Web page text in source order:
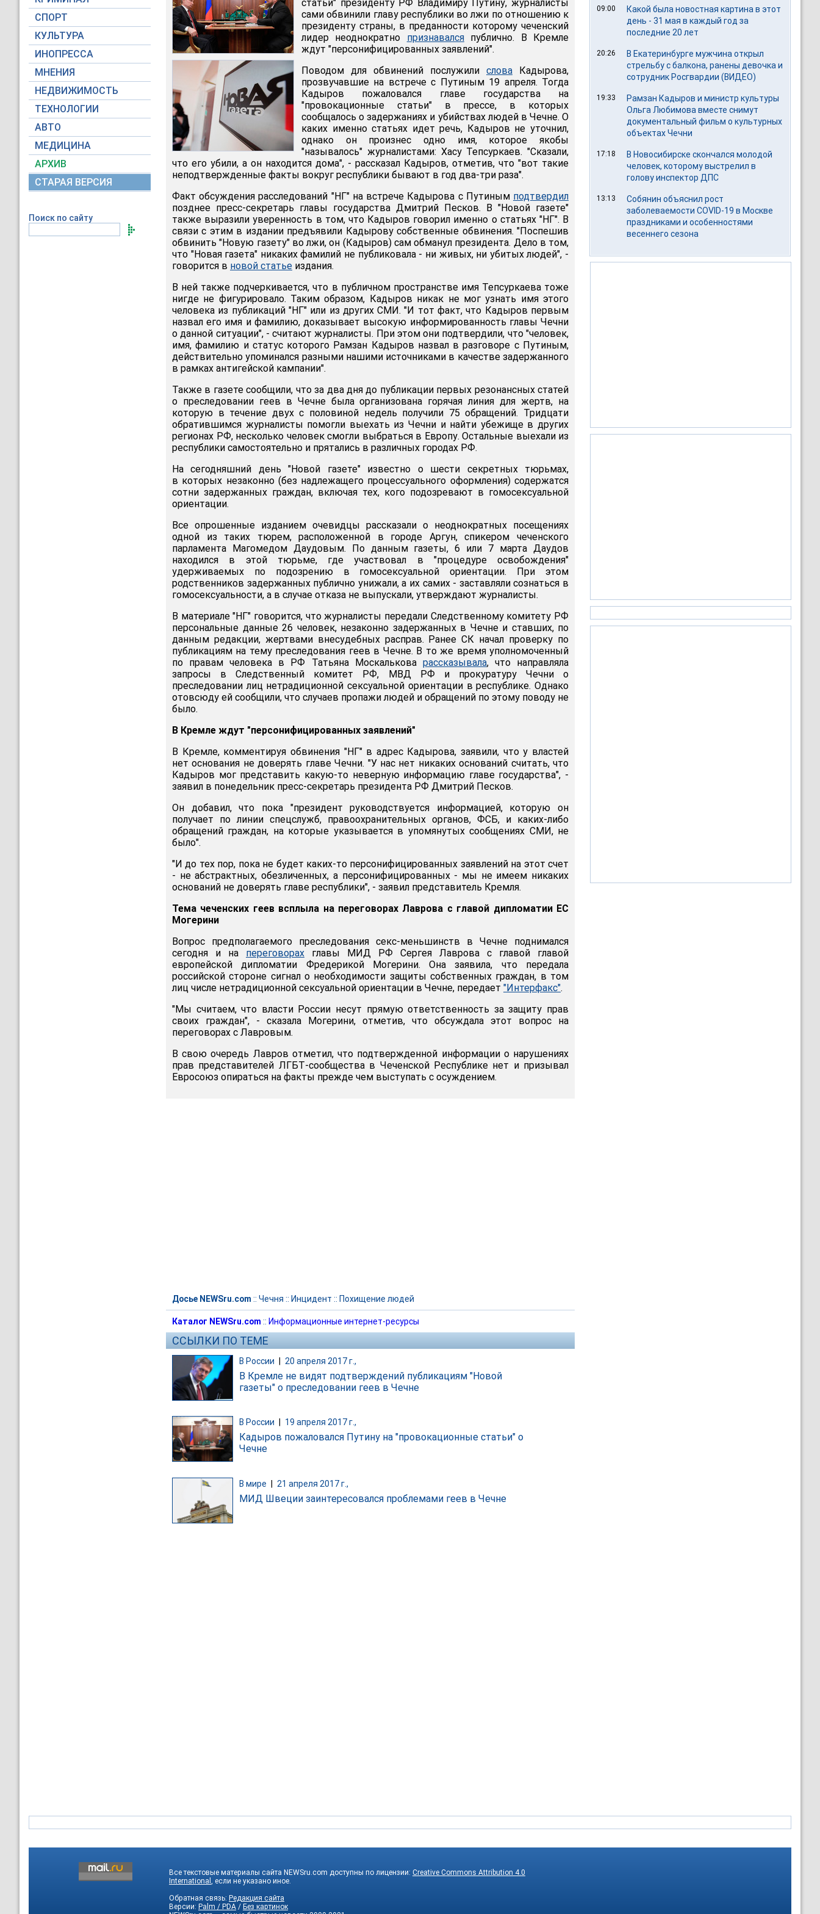
СПОРТ
КУЛЬТУРА
ИНОПРЕССА
МНЕНИЯ
НЕДВИЖИМОСТЬ
ТЕХНОЛОГИИ
АВТО
МЕДИЦИНА
АРХИВ
СТАРАЯ ВЕРСИЯ
Поиск по сайту
статьи" президенту РФ Владимиру Путину, журналисты
сами обвинили главу республики во лжи по отношению к
президенту страны, в преданности которому чеченский
лидер неоднократно признавалсяпублично. В Кремле
ждут "персонифицированных заявлений".
Поводом для обвинений послужили слова Кадырова,
прозвучавшие на встрече с Путиным 19 апреля. Тогда
Кадыров пожаловался главе государства на
"провокационные статьи" в прессе, в которых
сообщалось о задержаниях и убийствах людей в Чечне. О
каких именно статьях идет речь, Кадыров не уточнил,
однако он произнес одно имя, которое якобы
"называлось" журналистами: Хасу Тепсуркаев. "Сказали,
что его убили, а он находится дома", - рассказал Кадыров, отметив, что "вот такие
неподтвержденные факты вокруг республики бывают в год два-три раза".
Факт обсуждения расследований "НГ" на встрече Кадырова с Путиным подтвердил
позднее пресс-секретарь главы государства Дмитрий Песков. В "Новой газете"
также выразили уверенность в том, что Кадыров говорил именно о статьях "НГ". В
связи с этим в издании предъявили Кадырову собственные обвинения. "Поспешив
обвинить "Новую газету" во лжи, он (Кадыров) сам обманул президента. Дело в том,
что "Новая газета" никаких фамилий не публиковала - ​ни живых, ни убитых людей", -
говорится в новой статье издания.
В ней также подчеркивается, что в публичном пространстве имя Тепсуркаева тоже
нигде не фигурировало. Таким образом, Кадыров никак не мог узнать имя этого
человека из публикаций "НГ" или из других СМИ. "И тот факт, что Кадыров первым
назвал его имя и фамилию, доказывает высокую информированность главы Чечни
о данной ситуации", - считают журналисты. При этом они подтвердили, что "человек,
имя, фамилию и статус которого Рамзан Кадыров назвал в разговоре с Путиным,
действительно упоминался разными нашими источниками в качестве задержанного
в рамках антигейской кампании".
Также в газете сообщили, что за два дня до публикации первых резонансных статей
о преследовании геев в Чечне была организована горячая линия для жертв, на
которую в течение двух с половиной недель получили 75 обращений. Тридцати
обратившимся журналисты помогли выехать из Чечни и найти убежище в других
регионах РФ, несколько человек смогли выбраться в Европу. Остальные выехали из
республики самостоятельно и прятались в различных городах РФ.
На сегодняшний день "Новой газете" известно о шести секретных тюрьмах,
в которых незаконно (без надлежащего процессуального оформления) содержатся
сотни задержанных граждан, включая тех, кого подозревают в гомосексуальной
ориентации.
Все опрошенные изданием очевидцы рассказали о неоднократных посещениях
одной из таких тюрем, расположенной в городе Аргун, спикером чеченского
парламента Магомедом Даудовым. По данным газеты, 6 или 7 марта Даудов
находился в этой тюрьме, где участвовал в "процедуре освобождения"
удерживаемых по подозрению в гомосексуальной ориентации. При этом
родственников задержанных публично унижали, а их самих - заставляли сознаться в
гомосексуальности, а в случае отказа не выпускали, утверждают журналисты.
В материале "НГ" говорится, что журналисты передали Следственному комитету РФ
персональные данные 26 человек, незаконно задержанных в Чечне и ставших, по
данным редакции, жертвами внесудебных расправ. Ранее СК начал проверку по
публикациям на тему преследования геев в Чечне. В то же время уполномоченный
по правам человека в РФ Татьяна Москалькова рассказывала, что направляла
запросы в Следственный комитет РФ, МВД РФ и прокуратуру Чечни о
преследовании лиц нетрадиционной сексуальной ориентации в республике. Однако
отовсюду ей сообщили, что случаев пропажи людей и обращений по этому поводу не
было.
В Кремле ждут "персонифицированных заявлений"
В Кремле, комментируя обвинения "НГ" в адрес Кадырова, заявили, что у властей
нет основания не доверять главе Чечни. "У нас нет никаких оснований считать, что
Кадыров мог представить какую-то неверную информацию главе государства", -
заявил в понедельник пресс-секретарь президента РФ Дмитрий Песков.
Он добавил, что пока "президент руководствуется информацией, которую он
получает по линии спецслужб, правоохранительных органов, ФСБ, и каких-либо
обращений граждан, на которые указывается в упомянутых сообщениях СМИ, не
было".
"И до тех пор, пока не будет каких-то персонифицированных заявлений на этот счет
- не абстрактных, обезличенных, а персонифицированных - мы не имеем никаких
оснований не доверять главе республики", - заявил представитель Кремля.
Тема чеченских геев всплыла на переговорах Лаврова с главой дипломатии ЕС
Могерини
Вопрос предполагаемого преследования секс-меньшинств в Чечне поднимался
сегодня и на переговорах главы МИД РФ Сергея Лаврова с главой главой
европейской дипломатии Фредерикой Могерини. Она заявила, что передала
российской стороне сигнал о необходимости защиты собственных граждан, в том
лиц числе нетрадиционной сексуальной ориентации в Чечне, передает "Интерфакс".
"Мы считаем, что власти России несут прямую ответственность за защиту прав
своих граждан", - сказала Могерини, отметив, что обсуждала этот вопрос на
переговорах с Лавровым.
В свою очередь Лавров отметил, что подтвержденной информации о нарушениях
прав представителей ЛГБТ-сообщества в Чеченской Республике нет и призывал
Евросоюз опираться на факты прежде чем выступать с осуждением.
Досье NEWSru.com :: Чечня :: Инцидент :: Похищение людей
Каталог NEWSru.com :: Информационные интернет-ресурсы
ССЫЛКИ ПО ТЕМЕ
В России 20 апреля 2017 г.,
В Кремле не видят подтверждений публикациям "Новой
газеты" о преследовании геев в Чечне
В России 19 апреля 2017 г.,
Кадыров пожаловался Путину на "провокационные статьи" о
Чечне
В мире | 21 апреля 2017 г.,
МИД Швеции заинтересовался проблемами геев в Чечне
09:00
Какой была новостная картина в этот
день - 31 мая в каждый год за
последние 20 лет
20:26
В Екатеринбурге мужчина открыл
стрельбу с балкона, ранены девочка и
сотрудник Росгвардии (ВИДЕО)
19:33
Рамзан Кадыров и министр культуры
Ольга Любимова вместе снимут
документальный фильм о культурных
объектах Чечни
17:18
В Новосибирске скончался молодой
человек, которому выстрелил в
голову инспектор ДПС
13:13
Собянин объяснил рост
заболеваемости COVID-19 в Москве
праздниками и особенностями
весеннего сезона
Все текстовые материалы сайта NEWSru.com доступны по лицензии: Creative Commons Attribution 4.0
International
, если не указано иное.
Обратная связь: Редакция сайта
Версии: Palm / PDA / Без картинок